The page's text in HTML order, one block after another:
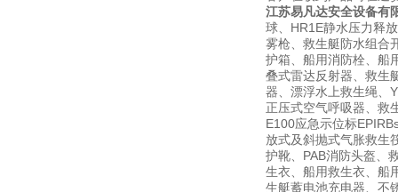
江苏易凡达安全设备有
球、HR1E静水压力释
雾枪、救生艇防水组合
护箱、船用消防栓、船
叠式雷达反射器、救生
器、漂浮水上救生绳、
正压式空气呼吸器、救
E100应急示位标
放式及斜抛式气胀救生
护靴、PAB消防头盔、
生衣、船用救生衣、船
生艇蓄电池充电器、不